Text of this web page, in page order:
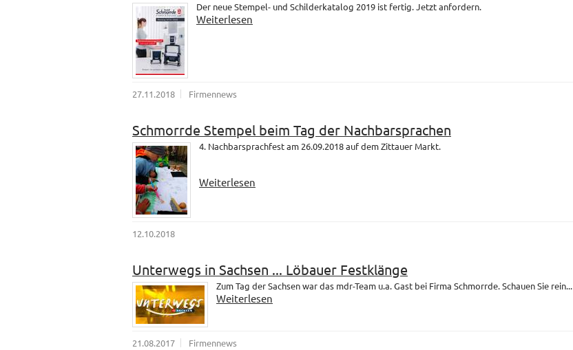
Der neue Stempel- und Schilderkatalog 2019 ist fertig. Jetzt anfordern.
Weiterlesen
27.11.2018 Firmennews
Schmorrde Stempel beim Tag der Nachbarsprachen
4. Nachbarsprachfest am 26.09.2018 auf dem Zittauer Markt.
Weiterlesen
12.10.2018
Unterwegs in Sachsen ... Löbauer Festklänge
Zum Tag der Sachsen war das mdr-Team u.a. Gast bei Firma Schmorrde. Schauen Sie rein...
Weiterlesen
21.08.2017 Firmennews